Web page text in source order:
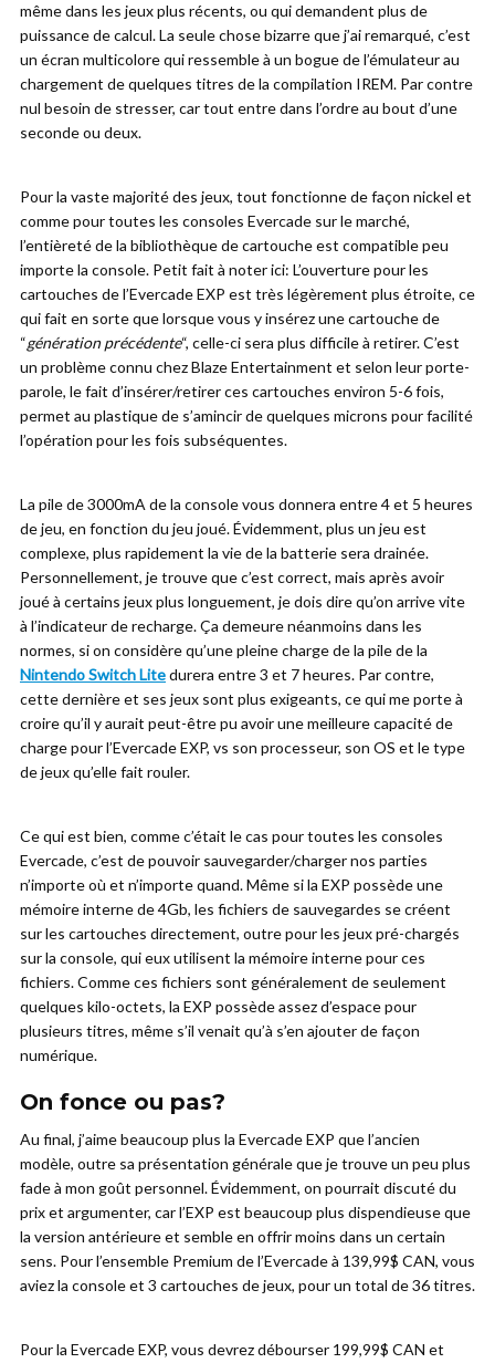
même dans les jeux plus récents, ou qui demandent plus de
puissance de calcul. La seule chose bizarre que j’ai remarqué, c’est
un écran multicolore qui ressemble à un bogue de l’émulateur au
chargement de quelques titres de la compilation IREM. Par contre
nul besoin de stresser, car tout entre dans l’ordre au bout d’une
seconde ou deux.
Pour la vaste majorité des jeux, tout fonctionne de façon nickel et
comme pour toutes les consoles Evercade sur le marché,
l’entièreté de la bibliothèque de cartouche est compatible peu
importe la console. Petit fait à noter ici: L’ouverture pour les
cartouches de l’Evercade EXP est très légèrement plus étroite, ce
qui fait en sorte que lorsque vous y insérez une cartouche de
“génération précédente“, celle-ci sera plus difficile à retirer. C’est
un problème connu chez Blaze Entertainment et selon leur porte-
parole, le fait d’insérer/retirer ces cartouches environ 5-6 fois,
permet au plastique de s’amincir de quelques microns pour facilité
l’opération pour les fois subséquentes.
La pile de 3000mA de la console vous donnera entre 4 et 5 heures
de jeu, en fonction du jeu joué. Évidemment, plus un jeu est
complexe, plus rapidement la vie de la batterie sera drainée.
Personnellement, je trouve que c’est correct, mais après avoir
joué à certains jeux plus longuement, je dois dire qu’on arrive vite
à l’indicateur de recharge. Ça demeure néanmoins dans les
normes, si on considère qu’une pleine charge de la pile de la
Nintendo Switch Litedurera entre 3 et 7 heures. Par contre,
cette dernière et ses jeux sont plus exigeants, ce qui me porte à
croire qu’il y aurait peut-être pu avoir une meilleure capacité de
charge pour l’Evercade EXP, vs son processeur, son OS et le type
de jeux qu’elle fait rouler.
Ce qui est bien, comme c’était le cas pour toutes les consoles
Evercade, c’est de pouvoir sauvegarder/charger nos parties
n’importe où et n’importe quand. Même si la EXP possède une
mémoire interne de 4Gb, les fichiers de sauvegardes se créent
sur les cartouches directement, outre pour les jeux pré-chargés
sur la console, qui eux utilisent la mémoire interne pour ces
fichiers. Comme ces fichiers sont généralement de seulement
quelques kilo-octets, la EXP possède assez d’espace pour
plusieurs titres, même s’il venait qu’à s’en ajouter de façon
numérique.
On fonce ou pas?
Au final, j’aime beaucoup plus la Evercade EXP que l’ancien
modèle, outre sa présentation générale que je trouve un peu plus
fade à mon goût personnel. Évidemment, on pourrait discuté du
prix et argumenter, car l’EXP est beaucoup plus dispendieuse que
la version antérieure et semble en offrir moins dans un certain
sens. Pour l’ensemble Premium de l’Evercade à 139,99$ CAN, vous
aviez la console et 3 cartouches de jeux, pour un total de 36 titres.
Pour la Evercade EXP, vous devrez débourser 199,99$ CAN et